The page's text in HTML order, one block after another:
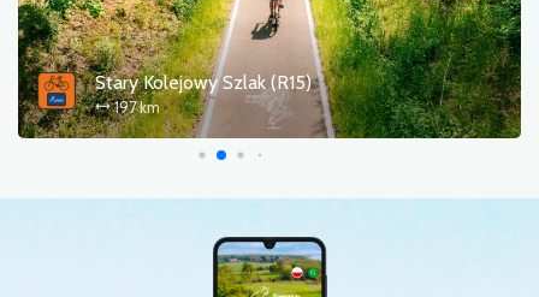
Stary Kolejowy Szlak (R15)
197 km